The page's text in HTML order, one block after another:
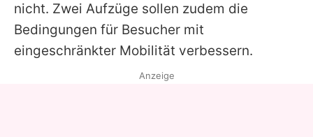
nicht. Zwei Aufzüge sollen zudem die
Bedingungen für Besucher mit
eingeschränkter Mobilität verbessern.
Anzeige